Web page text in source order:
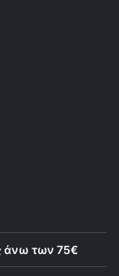
άνω των 75€